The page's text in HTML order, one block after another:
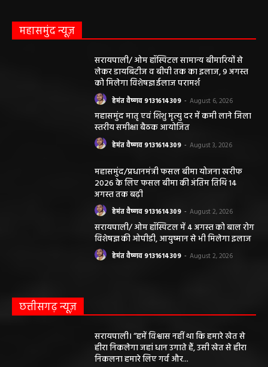
महासमुंद न्यूज़
सरायपाली/ ओम हॉस्पिटल सामान्य बीमारियों से
लेकर डायबिटीज व बीपी तक का इलाज, 9 अगस्त
को मिलेगा विशेषज्ञ ईलाज परामर्श
हेमंत वैष्णव 9131614309 - August 6, 2026
महासमुंद मातृ एवं शिशु मृत्यु दर में कमी लाने जिला
स्तरीय समीक्षा बैठक आयोजित
हेमंत वैष्णव 9131614309 - August 3, 2026
महासमुंद/प्रधानमंत्री फसल बीमा योजना खरीफ
2026 के लिए फसल बीमा की अंतिम तिथि 14
अगस्त तक बढ़ी
हेमंत वैष्णव 9131614309 - August 2, 2026
सरायपाली/ ओम हॉस्पिटल में 4 अगस्त को बाल रोग
विशेषज्ञ की ओपीडी, आयुष्मान से भी मिलेगा इलाज
हेमंत वैष्णव 9131614309 - August 2, 2026
छत्तीसगढ़ न्यूज़
सरायपाली। “हमें विश्वास नहीं था कि हमारे खेत से
हीरा निकलेगा जहां धान उगाते हैं, उसी खेत से हीरा
निकलना हमारे लिए गर्व और...